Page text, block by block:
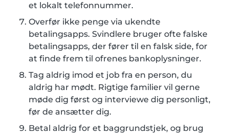
et lokalt telefonnummer.
Overfør ikke penge via ukendte
betalingsapps. Svindlere bruger ofte falske
betalingsapps, der fører til en falsk side, for
at finde frem til ofrenes bankoplysninger.
Tag aldrig imod et job fra en person, du
aldrig har mødt. Rigtige familier vil gerne
møde dig først og interviewe dig personligt,
før de ansætter dig.
Betal aldrig for et baggrundstjek, og brug